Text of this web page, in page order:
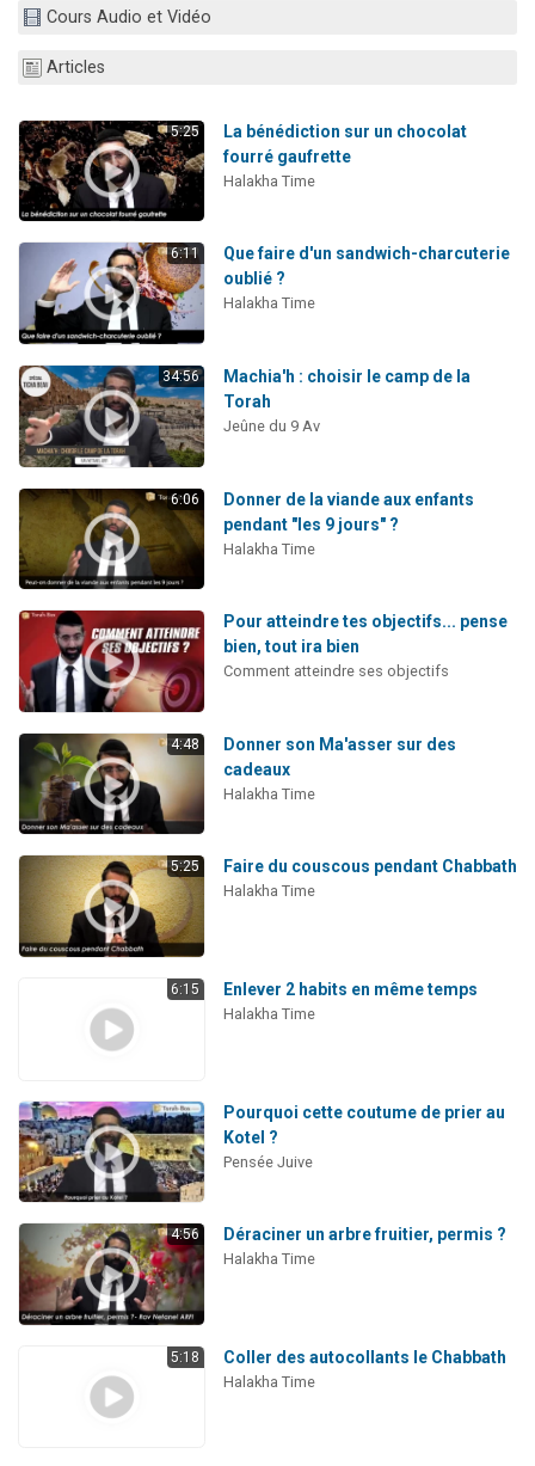
12 nouvelles musiques dans Torah-Box Music
Cours Audio et Vidéo
Articles
5:25
La bénédiction sur un chocolat
fourré gaufrette
Halakha Time
6:11
Que faire d'un sandwich-charcuterie
oublié ?
Halakha Time
34:56
Machia'h : choisir le camp de la
Torah
Jeûne du 9 Av
6:06
Donner de la viande aux enfants
pendant "les 9 jours" ?
Halakha Time
Pour atteindre tes objectifs... pense
bien, tout ira bien
Comment atteindre ses objectifs
4:48
Donner son Ma'asser sur des
cadeaux
Halakha Time
5:25 Faire du couscous pendant Chabbath
Halakha Time
6:15 Enlever 2 habits en même temps
Halakha Time
Pourquoi cette coutume de prier au
Kotel ?
Pensée Juive
4:56 Déraciner un arbre fruitier, permis ?
Halakha Time
5:18 Coller des autocollants le Chabbath
Halakha Time